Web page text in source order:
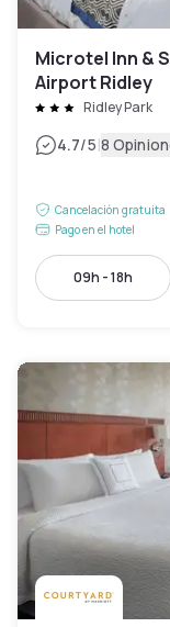
Microtel Inn &
Airport Ridley
Ridley Park
4.7/5|8
Cancelación gratuita
Pago en el hotel
09h - 18h